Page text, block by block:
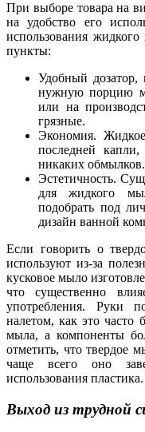
При выборе товара на
на удобство его
использования
пункты:
Удобный дозатор,
нужную порцию
или на
грязные.
Экономия.
последней
никаких обмылков.
Эстетичность.
для жидкого
подобрать под
дизайн ванной
Если говорить о
используют из-за
кусковое мыло
что существенно
употребления. Руки
налетом, как это часто
мыла, а компоненты
отметить, что твердое
чаще всего оно
использования пластика.
Выход из трудной